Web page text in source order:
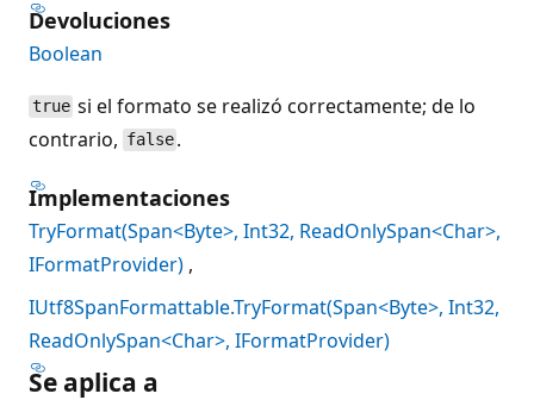
Devoluciones
Boolean
true si el formato se realizó correctamente; de lo
contrario, false .
Implementaciones
TryFormat(Span<Byte>, Int32, ReadOnlySpan<Char>,
IFormatProvider)
IUtf8SpanFormattable.TryFormat(Span<Byte>, Int32,
ReadOnlySpan<Char>, IFormatProvider)
Se aplica a